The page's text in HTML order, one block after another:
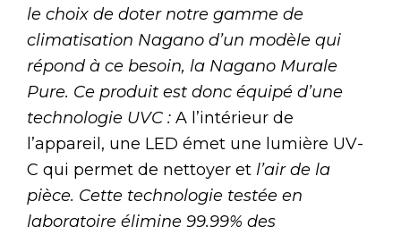
le choix de doter notre gamme de
climatisation Nagano d’un modèle qui
répond à ce besoin, la Nagano Murale
Pure. Ce produit est donc équipé d’une
technologie UVC : A l’intérieur de
l’appareil, une LED émet une lumière UV-
C qui permet de nettoyer et l’air de la
pièce. Cette technologie testée en
laboratoire élimine 99.99% des